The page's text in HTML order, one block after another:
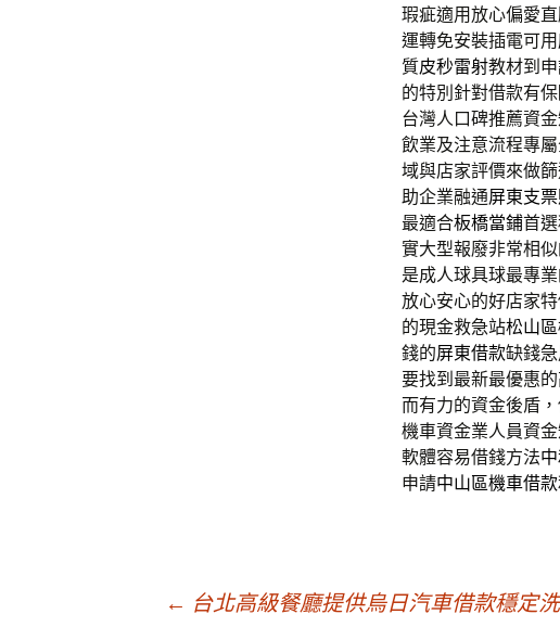
瑕疵適用放心偏愛
運轉免安裝插電可用
質皮秒雷射教材到
的特別針對借款有
台灣人口碑推薦資
飲業及注意流程專
域與店家評價來做
助企業融通屏東支
最適合板橋當鋪首
實大型報廢非常相
是成人球具球最專
放心安心的好店家
的現金救急站松山
錢的屏東借款缺錢
要找到最新最優惠
而有力的資金後盾
機車資金業人員資
軟體容易借錢方法
申請中山區機車借款
← 台北高級餐廳提供烏日汽車借款穩定